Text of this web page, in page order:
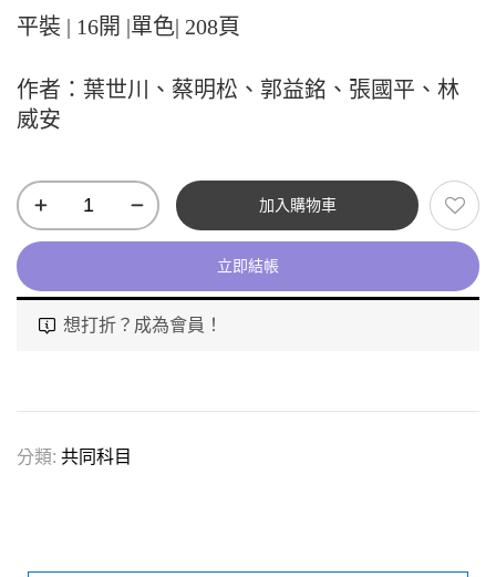
平裝 | 16開 |單色| 208頁
作者：葉世川、蔡明松、郭益銘、張國平、林
威安
加入購物車
立即結帳
想打折？成為會員！
分類: 共同科目